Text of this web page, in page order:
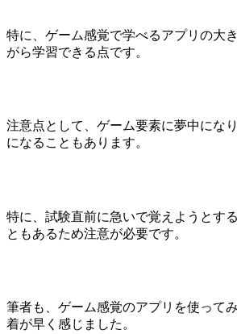
特に、ゲーム感覚で学べるアプリの大
がら学習できる点です。
注意点として、ゲーム要素に夢中にな
になることもあります。
特に、試験直前に急いで覚えようとす
ともあるため注意が必要です。
筆者も、ゲーム感覚のアプリを使って
着が早く感じました。